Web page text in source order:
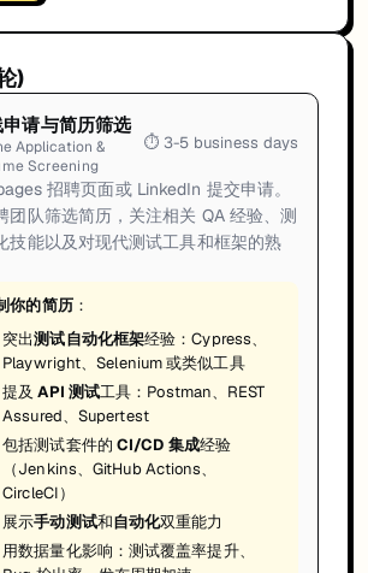
)
请与简历筛选
Application &
Screening
⏱ 3-5 business days
招聘页面或 LinkedIn 提交申请。
团队筛选简历，关注相关 QA 经验、测
技能以及对现代测试工具和框架的熟
你的简历：
突出测试自动化框架经验：Cypress、
Playwright、Selenium 或类似工具
提及API 测试工具：Postman、REST
Assured、Supertest
包括测试套件的 CI/CD 集成经验
（Jenkins、GitHub Actions、
CircleCI）
展示手动测试和自动化双重能力
用数据量化影响：测试覆盖率提升、